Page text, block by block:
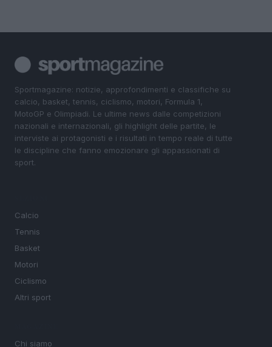
Sportmagazine: notizie, approfondimenti e classifiche su
calcio, basket, tennis, ciclismo, motori, Formula 1,
MotoGP e Olimpiadi. Le ultime news dalle competizioni
nazionali e internazionali, gli highlight delle partite, le
interviste ai protagonisti e i risultati in tempo reale di tutte
le discipline che fanno emozionare gli appassionati di
sport.
Calcio
Tennis
Basket
Motori
Ciclismo
Altri sport
Chi siamo